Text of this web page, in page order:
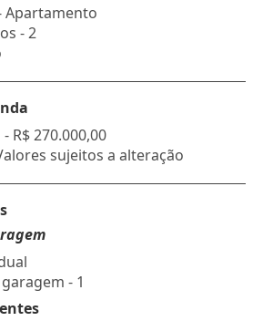
Apartamento
- 2
- R$ 270.000,00
sujeitos a alteração
- 1